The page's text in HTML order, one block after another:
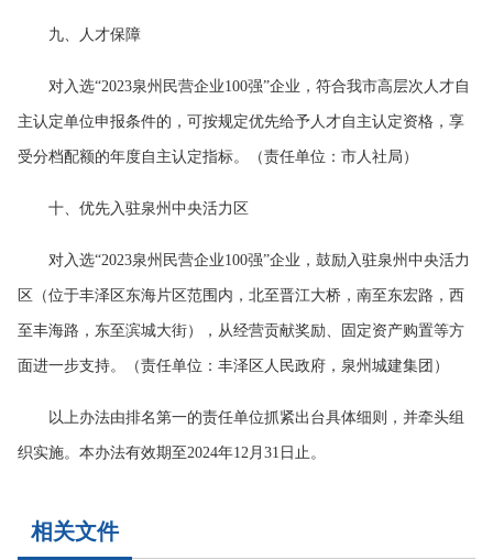
九、人才保障
对入选“2023泉州民营企业100强”企业，符合我市高层次人才自
主认定单位申报条件的，可按规定优先给予人才自主认定资格，享
受分档配额的年度自主认定指标。（责任单位：市人社局）
十、优先入驻泉州中央活力区
对入选“2023泉州民营企业100强”企业，鼓励入驻泉州中央活力
区（位于丰泽区东海片区范围内，北至晋江大桥，南至东宏路，西
至丰海路，东至滨城大街），从经营贡献奖励、固定资产购置等方
面进一步支持。（责任单位：丰泽区人民政府，泉州城建集团）
以上办法由排名第一的责任单位抓紧出台具体细则，并牵头组
织实施。本办法有效期至2024年12月31日止。
相关文件